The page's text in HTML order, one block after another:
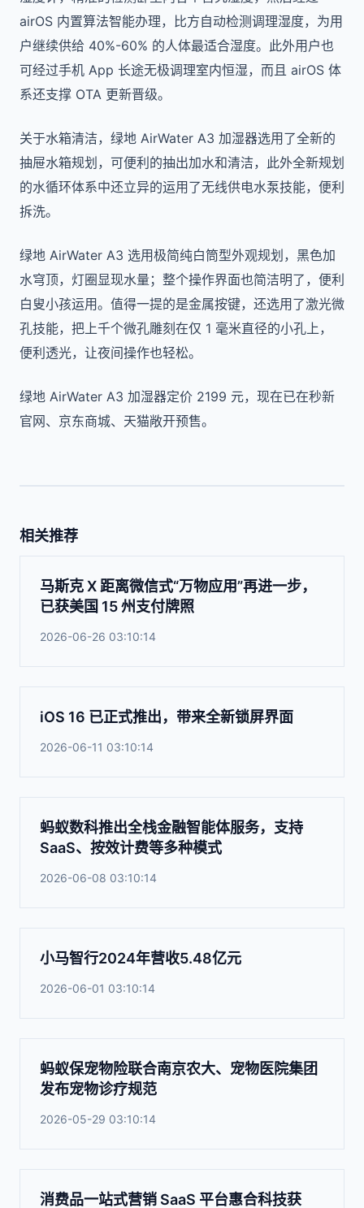
airOS 内置算法智能办理，比方自动检测调理湿度，为用
户继续供给 40%-60% 的人体最适合湿度。此外用户也
可经过手机 App 长途无极调理室内恒湿，而且 airOS 体
系还支撑 OTA 更新晋级。
关于水箱清洁，绿地 AirWater A3 加湿器选用了全新的
抽屉水箱规划，可便利的抽出加水和清洁，此外全新规划
的水循环体系中还立异的运用了无线供电水泵技能，便利
拆洗。
绿地 AirWater A3 选用极简纯白筒型外观规划，黑色加
水穹顶，灯圈显现水量；整个操作界面也简洁明了，便利
白叟小孩运用。值得一提的是金属按键，还选用了激光微
孔技能，把上千个微孔雕刻在仅 1 毫米直径的小孔上，
便利透光，让夜间操作也轻松。
绿地 AirWater A3 加湿器定价 2199 元，现在已在秒新
官网、京东商城、天猫敞开预售。
相关推荐
马斯克 X 距离微信式“万物应用”再进一步，
已获美国 15 州支付牌照
2026-06-26 03:10:14
iOS 16 已正式推出，带来全新锁屏界面
2026-06-11 03:10:14
蚂蚁数科推出全栈金融智能体服务，支持
SaaS、按效计费等多种模式
2026-06-08 03:10:14
小马智行2024年营收5.48亿元
2026-06-01 03:10:14
蚂蚁保宠物险联合南京农大、宠物医院集团
发布宠物诊疗规范
2026-05-29 03:10:14
消费品一站式营销 SaaS 平台惠合科技获